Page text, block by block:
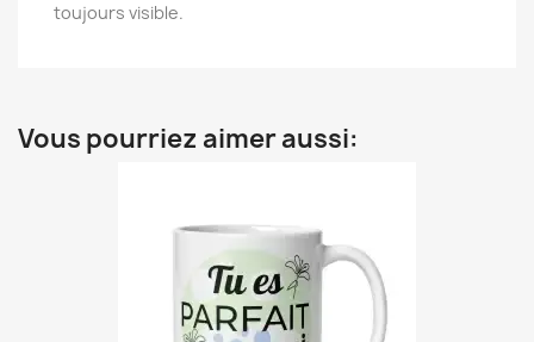
toujours visible.
Vous pourriez aimer aussi: